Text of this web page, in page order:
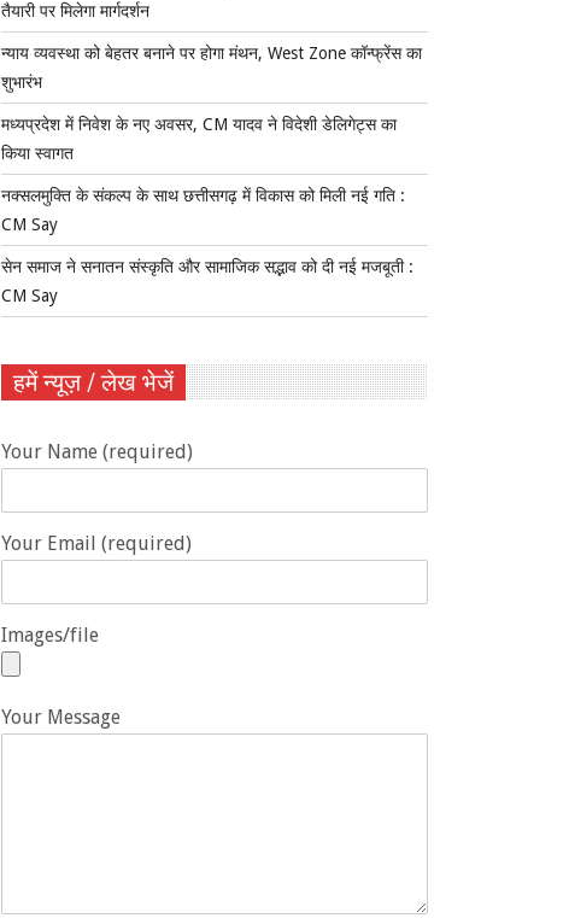
तैयारी पर मिलेगा मार्गदर्शन
न्याय व्यवस्था को बेहतर बनाने पर होगा मंथन, West Zone कॉन्फ्रेंस का
शुभारंभ
मध्यप्रदेश में निवेश के नए अवसर, CM यादव ने विदेशी डेलिगेट्स का
किया स्वागत
नक्सलमुक्ति के संकल्प के साथ छत्तीसगढ़ में विकास को मिली नई गति :
CM Say
सेन समाज ने सनातन संस्कृति और सामाजिक सद्भाव को दी नई मजबूती :
CM Say
हमें न्यूज़ / लेख भेजें
Your Name (required)
Your Email (required)
Images/file
Your Message